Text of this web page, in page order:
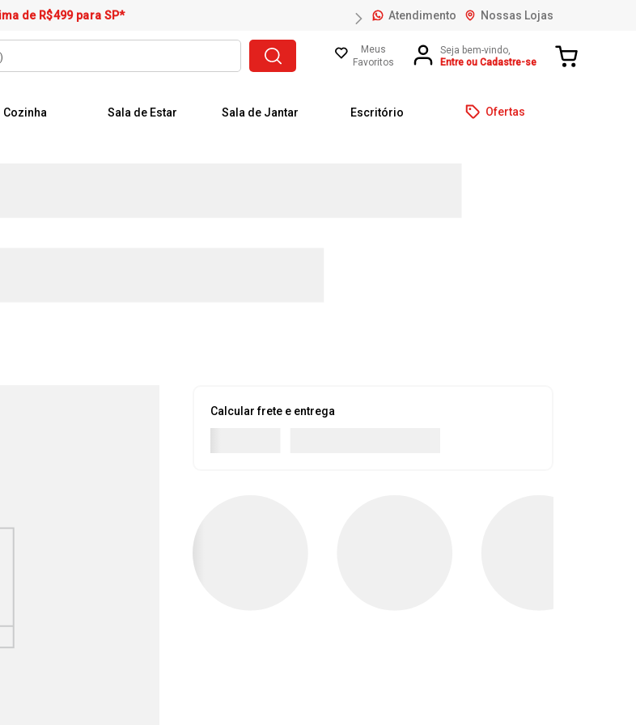
de R$499 para SP* Atendimento Nossas Lojas
Meus
Favoritos
Entre ou Cadastre-se
Cozinha Sala de Estar Sala de Jantar Escritório Ofertas
Calcular frete e entrega